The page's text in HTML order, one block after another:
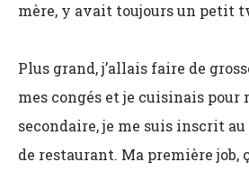
mère, y avait toujours un petit
Plus grand, j’allais faire de
mes congés et je cuisinais pour
secondaire, je me suis inscrit
de restaurant. Ma première job,